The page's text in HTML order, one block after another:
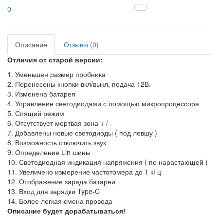
0
Описание
Отзывы (0)
Отличия от старой версии:
1. Уменьшен размер пробника
2. Перенесены кнопки вкл/выкл, подача 12В.
3. Изменена батарея
4. Управление светодиодами с помощью микропроцессора
5. Спящий режим
6. Отсутствует мертвая зона + / -
7. Добавлены новые светодиоды ( под левшу )
8. Возможность отключить звук
9. Определение Lin шины
10. Светодиодная индикация напряжения ( по нарастающей )
11. Увеличено измерение частотомера до 1 кГц
12. Отображение заряда батареи
13. Вход для зарядки Type-C
14. Более легкая смена провода
Описание будет дорабатываться!